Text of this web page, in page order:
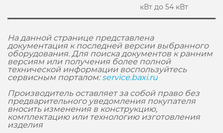
кВт до 54 кВт
На данной странице представлена
документация к последней версии выбранного
оборудования. Для поиска документов к ранним
версиям или получения более полной
технической информации воспользуйтесь
сервисным порталом:service.baxi.ru
Производитель оставляет за собой право без
предварительного уведомления покупателя
вносить изменения в конструкцию,
комплектацию или технологию изготовления
изделия